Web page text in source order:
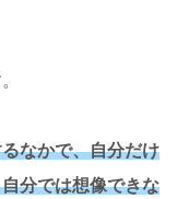
なかで、自分だけ
分では想像できな